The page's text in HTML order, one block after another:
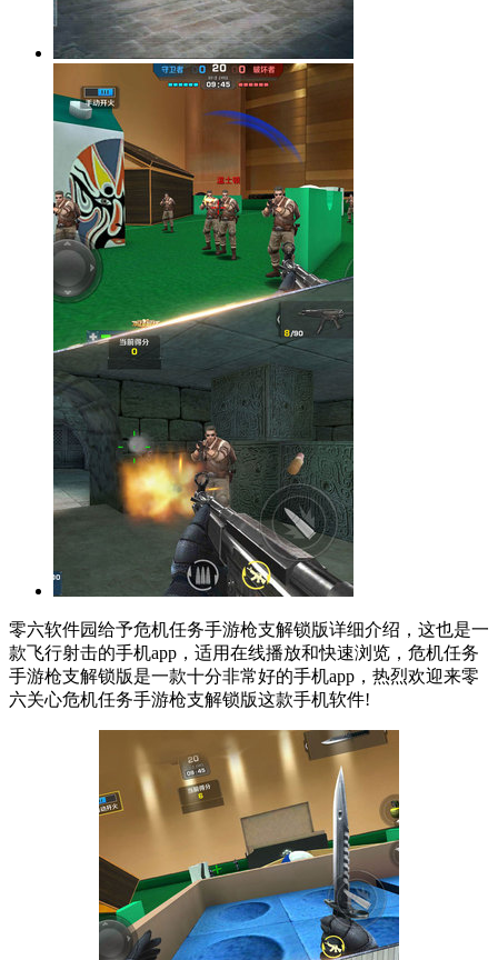
零六软件园给予危机任务手游枪支解锁版详细介绍，这也是一
款飞行射击的手机app，适用在线播放和快速浏览，危机任务
手游枪支解锁版是一款十分非常好的手机app，热烈欢迎来零
六关心危机任务手游枪支解锁版这款手机软件!